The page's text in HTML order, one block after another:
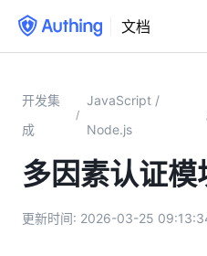
文档
开发集
成
/
JavaScript /
Node.js
多因素认证模
更新时间: 2026-03-25